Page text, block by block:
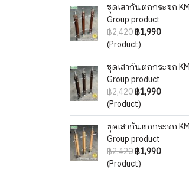
ชุดเสากันตกกระจก
Group product
฿2,420฿1,990
(Product)
ชุดเสากันตกกระจก
Group product
฿2,420฿1,990
(Product)
ชุดเสากันตกกระจก
Group product
฿2,420฿1,990
(Product)